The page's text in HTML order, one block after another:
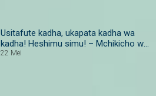
Usitafute kadha, ukapata kadha wa
kadha! Heshimu simu! – Mchikicho wa
Pwani
22 Mei